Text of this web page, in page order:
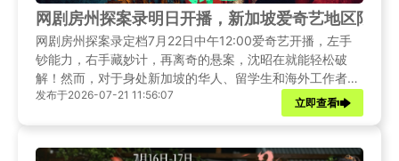
网剧房州探案录明日开播，新加坡爱奇艺地区限制
网剧房州探案录定档7月22日中午12:00爱奇艺开播，左手
钞能力，右手藏妙计，再离奇的悬案，沈昭在就能轻松破
解！然而，对于身处新加坡的华人、留学生和海外工作者来
说，打开爱奇艺却遇到平台加载转圈、内容无法播放的问
题。那么，在新加坡就真的没有办法追这部精彩的探案剧了
决方案。
发布于2026-07-21 11:56:07
立即查看